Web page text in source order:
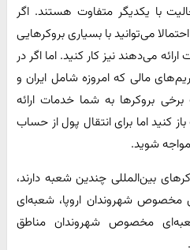
با یکدیگر متفاوت هستند. اگر
می‌توانید با بسیاری بروکرهایی
می‌دهند نیز کار کنید. اما اگر در
مالی که امروزه شامل ایران و
بروکرها به شما خدمات ارائه
کنید اما برای انتقال پول از حساب
شوید.
بین‌المللی چندین شعبه دارند،
شهروندان اروپا، شعبه‌ای
مخصوص شهروندان مناطق